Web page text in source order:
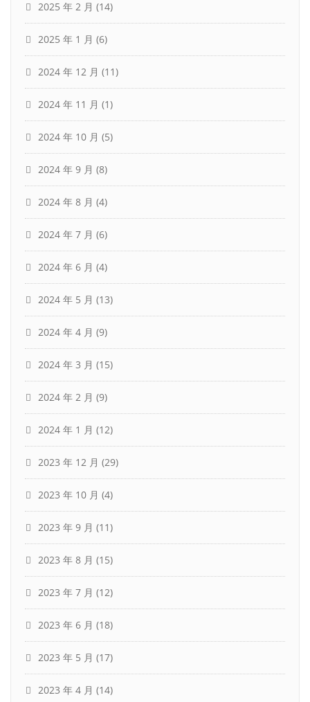
2025 年 2 月 (14)
2025 年 1 月 (6)
2024 年 12 月 (11)
2024 年 11 月 (1)
2024 年 10 月 (5)
2024 年 9 月 (8)
2024 年 8 月 (4)
2024 年 7 月 (6)
2024 年 6 月 (4)
2024 年 5 月 (13)
2024 年 4 月 (9)
2024 年 3 月 (15)
2024 年 2 月 (9)
2024 年 1 月 (12)
2023 年 12 月 (29)
2023 年 10 月 (4)
2023 年 9 月 (11)
2023 年 8 月 (15)
2023 年 7 月 (12)
2023 年 6 月 (18)
2023 年 5 月 (17)
2023 年 4 月 (14)